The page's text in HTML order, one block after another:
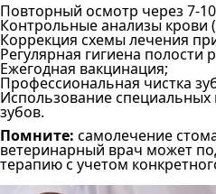
Повторный осмотр через 7-
Контрольные анализы крови
Коррекция схемы лечения
Регулярная гигиена полости
Ежегодная вакцинация;
Профессиональная чистка
Использование специальных
зубов.
Помните: самолечение
ветеринарный врач может
терапию с учетом